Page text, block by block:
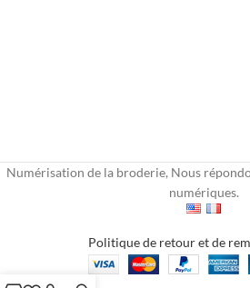
Numérisation de la broderie, Nous
numériques.
Politique de retour et de